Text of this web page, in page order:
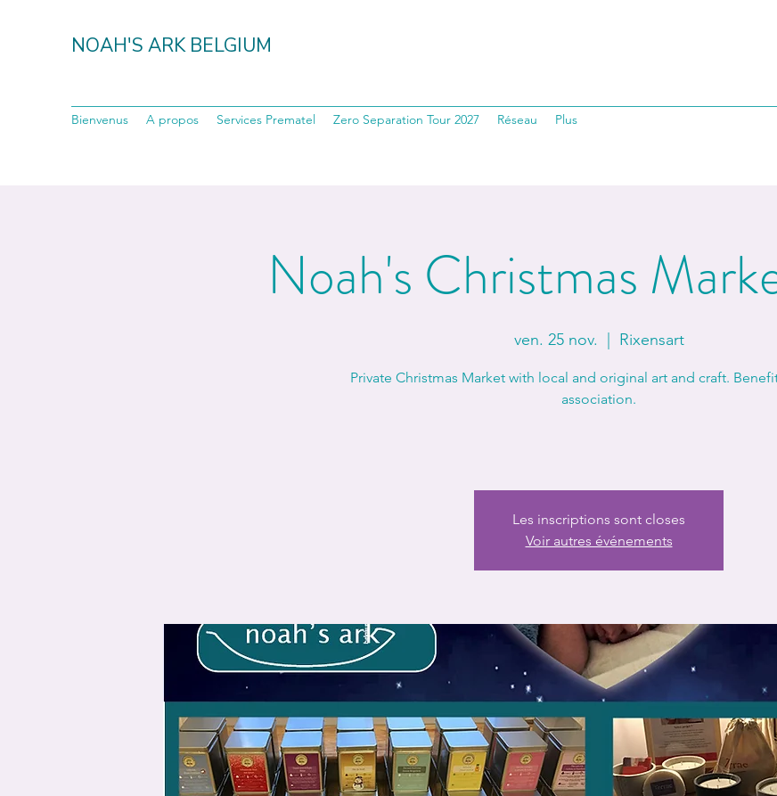
NOAH'S ARK BELGIUM
Bienvenus A propos Services Prematel Zero Separation Tour 2027 Réseau Plus
Noah's Christmas
ven. 25 nov. Rixensart
Private Christmas Market with local and original art and craft.
association.
Les inscriptions sont closes
Voir autres événements